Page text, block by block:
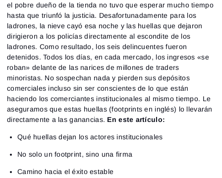
el pobre dueño de la tienda no tuvo que esperar mucho tiempo
hasta que triunfó la justicia. Desafortunadamente para los
ladrones, la nieve cayó esa noche y las huellas que dejaron
dirigieron a los policías directamente al escondite de los
ladrones. Como resultado, los seis delincuentes fueron
detenidos. Todos los días, en cada mercado, los ingresos «se
roban» delante de las narices de millones de traders
minoristas. No sospechan nada y pierden sus depósitos
comerciales incluso sin ser conscientes de lo que están
haciendo los comerciantes institucionales al mismo tiempo. Le
aseguramos que estas huellas (footprints en inglés) lo llevarán
directamente a las ganancias. En este artículo:
Qué huellas dejan los actores institucionales
No solo un footprint, sino una firma
Camino hacia el éxito estable